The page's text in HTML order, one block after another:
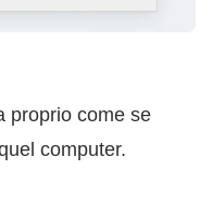
proprio come se
computer.